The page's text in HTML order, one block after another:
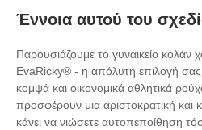
Έννοια αυτού του
Παρουσιάζουμε το γυναικείο κολάν
EvaRicky® - η απόλυτη επιλογή σας
κομψά και οικονομικά αθλητικά
προσφέρουν μια αριστοκρατική
κάνει να νιώσετε αυτοπεποίθηση